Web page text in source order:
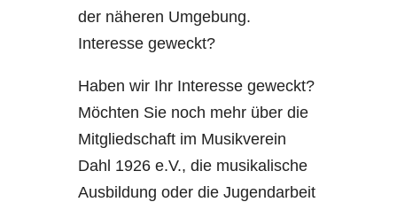
der näheren Umgebung.
Interesse geweckt?
Haben wir Ihr Interesse geweckt?
Möchten Sie noch mehr über die
Mitgliedschaft im Musikverein
Dahl 1926 e.V., die musikalische
Ausbildung oder die Jugendarbeit